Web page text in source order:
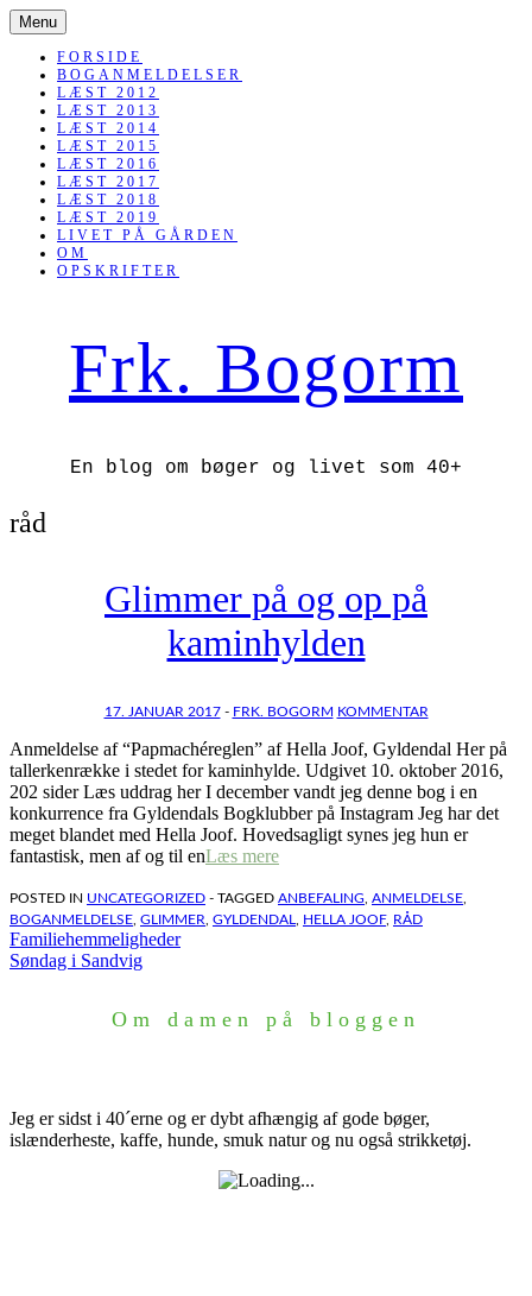
Menu SKIP
TO
CONTENT
FORSIDE
BOGANMELDELSER
LÆST 2012
LÆST 2013
LÆST 2014
LÆST 2015
LÆST 2016
LÆST 2017
LÆST 2018
LÆST 2019
LIVET PÅ GÅRDEN
OM
OPSKRIFTER
Frk. Bogorm
En blog om bøger og livet som 40+
råd
Glimmer på og op på
kaminhylden
17. JANUAR 2017- FRK. BOGORM KOMMENTAR
Anmeldelse af “Papmachéreglen” af Hella Joof, Gyldendal Her på
tallerkenrække i stedet for kaminhylde. Udgivet 10. oktober 2016,
202 sider Læs uddrag her I december vandt jeg denne bog i en
konkurrence fra Gyldendals Bogklubber på Instagram Jeg har det
meget blandet med Hella Joof. Hovedsagligt synes jeg hun er
fantastisk, men af og til enLæs mere
POSTED IN UNCATEGORIZED - TAGGED ANBEFALING ANMELDELSE
BOGANMELDELSE GLIMMER GYLDENDAL HELLA JOOF, RÅD
Indlægsnavigation
Familiehemmeligheder
Søndag i Sandvig
Om damen på bloggen
Jeg er sidst i 40´erne og er dybt afhængig af gode bøger,
islænderheste, kaffe, hunde, smuk natur og nu også strikketøj.